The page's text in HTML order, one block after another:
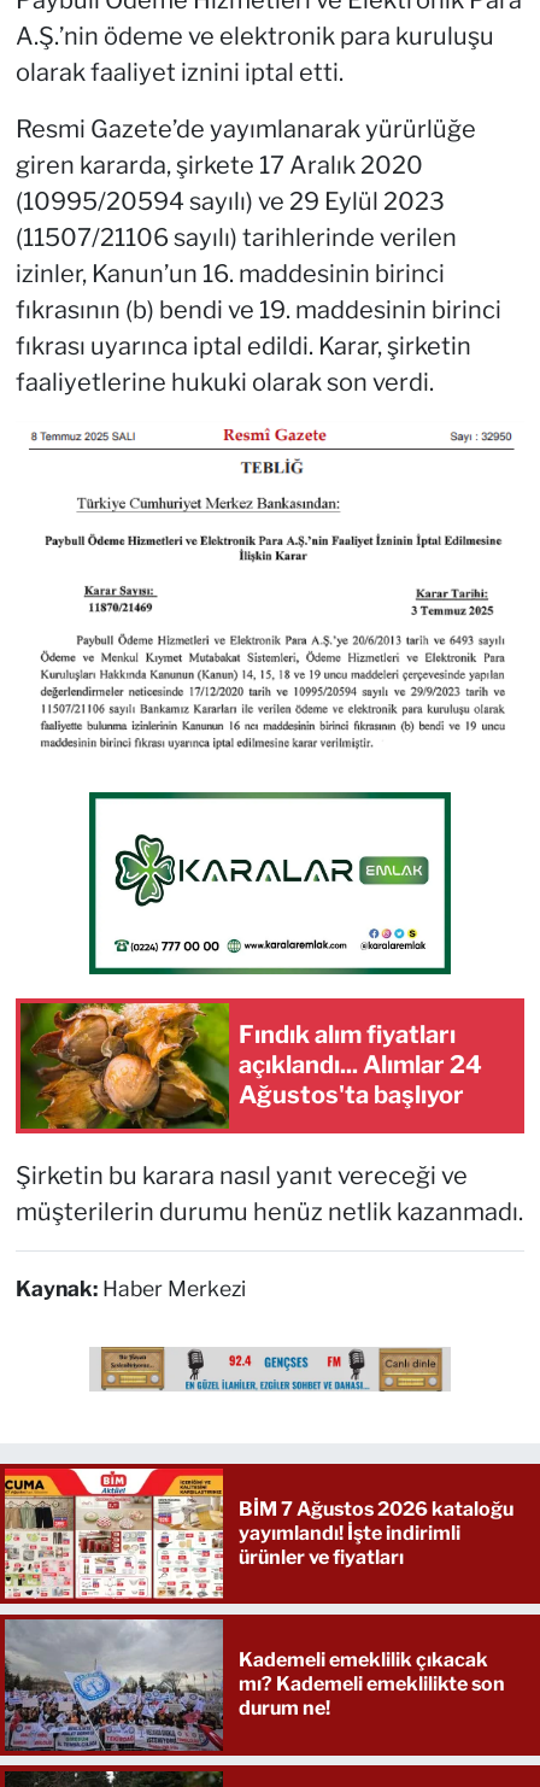
A.Ş.’nin ödeme ve elektronik para kuruluşu
olarak faaliyet iznini iptal etti.
Resmi Gazete’de yayımlanarak yürürlüğe
giren kararda, şirkete 17 Aralık 2020
(10995/20594 sayılı) ve 29 Eylül 2023
(11507/21106 sayılı) tarihlerinde verilen
izinler, Kanun’un 16. maddesinin birinci
fıkrasının (b) bendi ve 19. maddesinin birinci
fıkrası uyarınca iptal edildi. Karar, şirketin
faaliyetlerine hukuki olarak son verdi.
Fındık alım fiyatları
açıklandı... Alımlar 24
Ağustos'ta başlıyor
Şirketin bu karara nasıl yanıt vereceği ve
müşterilerin durumu henüz netlik kazanmadı.
Kaynak: Haber Merkezi
BİM 7 Ağustos 2026 kataloğu
yayımlandı! İşte indirimli
ürünler ve fiyatları
Kademeli emeklilik çıkacak
mı? Kademeli emeklilikte son
durum ne!